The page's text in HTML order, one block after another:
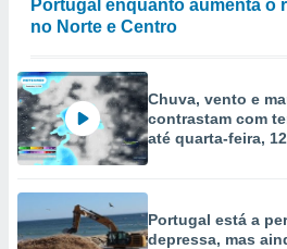
Portugal enquanto aumenta o
no Norte e Centro
Chuva, vento e
contrastam com
até quarta-feira,
Portugal está a
depressa, mas